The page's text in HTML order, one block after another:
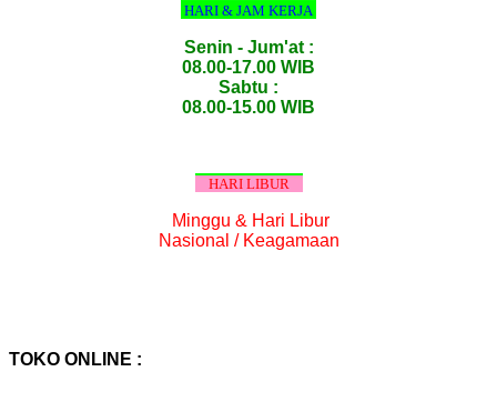
HARI & JAM KERJA
Senin - Jum'at :
08.00-17.00 WIB
Sabtu :
08.00-15.00 WIB
HARI LIBUR
Minggu & Hari Libur
Nasional / Keagamaan
TOKO ONLINE :